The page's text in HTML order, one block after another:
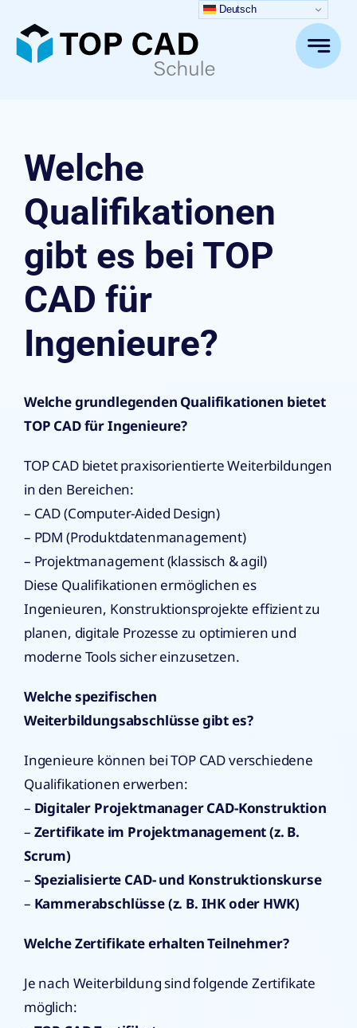
Inhalt
springen
Welche
Qualifikationen
gibt es bei TOP
CAD für
Ingenieure?
Welche grundlegenden Qualifikationen bietet
TOP CAD für Ingenieure?
TOP CAD bietet praxisorientierte Weiterbildungen
in den Bereichen:
– CAD (Computer-Aided Design)
– PDM (Produktdatenmanagement)
– Projektmanagement (klassisch & agil)
Diese Qualifikationen ermöglichen es
Ingenieuren, Konstruktionsprojekte effizient zu
planen, digitale Prozesse zu optimieren und
moderne Tools sicher einzusetzen.
Welche spezifischen
Weiterbildungsabschlüsse gibt es?
Ingenieure können bei TOP CAD verschiedene
Qualifikationen erwerben:
– Digitaler Projektmanager CAD-Konstruktion
– Zertifikate im Projektmanagement (z. B.
Scrum)
– Spezialisierte CAD- und Konstruktionskurse
– Kammerabschlüsse (z. B. IHK oder HWK)
Welche Zertifikate erhalten Teilnehmer?
Je nach Weiterbildung sind folgende Zertifikate
möglich:
Deutsch